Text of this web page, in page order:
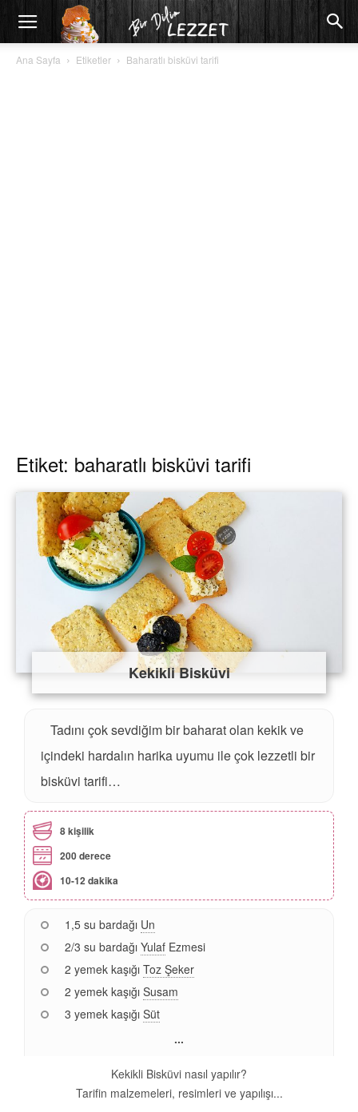
Ana Sayfa Etiketler Baharatlı bisküvi tarifi
Etiket: baharatlı bisküvi tarifi
Kekikli Bisküvi
Tadını çok sevdiğim bir baharat olan kekik ve
içindeki hardalın harika uyumu ile çok lezzetli bir
bisküvi tarifi…
8 kişilik
200 derece
10-12 dakika
1,5 su bardağı Un
2/3 su bardağı Yulaf Ezmesi
2 yemek kaşığı Toz Şeker
2 yemek kaşığı Susam
3 yemek kaşığı Süt
...
Kekikli Bisküvi nasıl yapılır?
Tarifin malzemeleri, resimleri ve yapılışı...